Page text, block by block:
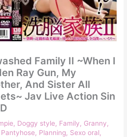
Family II ~When I
Ray Gun, My
And Sister All
Jav Live Action Sin
, Doggy style, Family, Granny,
Pantyhose, Planning, Sexo oral,